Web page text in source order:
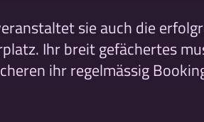
sie auch die
Ihr breit gefächertes
ihr regelmässig